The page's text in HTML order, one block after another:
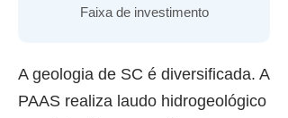
Faixa de investimento
A geologia de SC é diversificada. A
PAAS realiza laudo hidrogeológico